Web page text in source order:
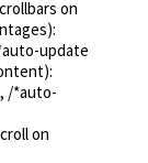
enero de 2014
on
update
/*auto-
on